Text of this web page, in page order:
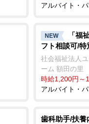
アルバイト・
NEW
「福
フト相談可/特
社会福祉法人
ーム 額田の里
時給1,200円～
アルバイト・
歯科助手/扶